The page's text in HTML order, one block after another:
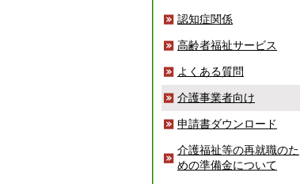
認知症関係
高齢者福祉サービス
よくある質問
介護事業者向け
申請書ダウンロード
介護福祉等の再就職のた
めの準備金について